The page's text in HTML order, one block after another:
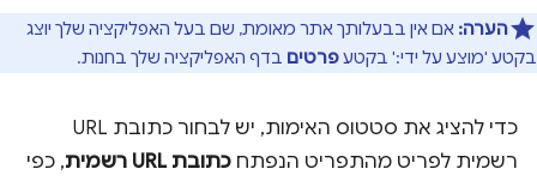
הערה: אם אין בבעלותך אתר מאומת, שם בעל האפליקציה שלך יוצג
בקטע 'מוצע על ידי:' בקטעפרטים בדף האפליקציה שלך בחנות.
כדי להציג את סטטוס האימות, יש לבחור כתובת URL
רשמית לפריט מהתפריט הנפתח כתובת URL רשמית
, כפי